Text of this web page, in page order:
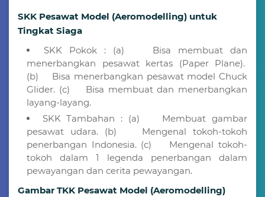
SKK Pesawat Model (Aeromodelling) untuk
Tingkat Siaga
SKK Pokok : (a) Bisa membuat dan
menerbangkan pesawat kertas (Paper Plane).
(b) Bisa menerbangkan pesawat model Chuck
Glider. (c) Bisa membuat dan menerbangkan
layang-layang.
SKK Tambahan : (a) Membuat gambar
pesawat udara. (b) Mengenal tokoh-tokoh
penerbangan Indonesia. (c) Mengenal tokoh-
tokoh dalam 1 legenda penerbangan dalam
pewayangan dan cerita pewayangan.
Gambar TKK Pesawat Model (Aeromodelling)